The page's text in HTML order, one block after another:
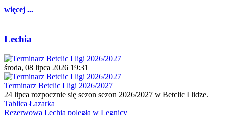
więcej ...
Lechia
środa, 08 lipca 2026 19:31
Terminarz Betclic I ligi 2026/2027
24 lipca rozpocznie się sezon sezon 2026/2027 w Betclic I lidze.
Tablica Łazarka
Rezerwowa Lechia poległa w Legnicy